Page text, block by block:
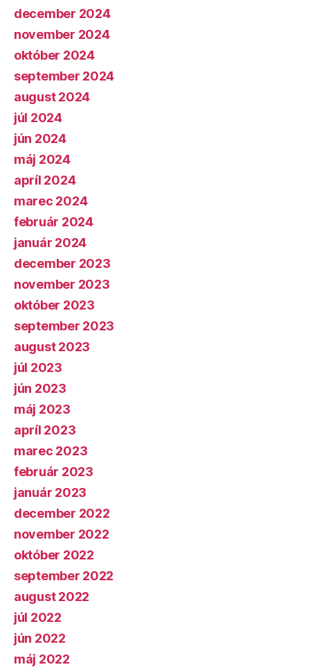
december 2024
november 2024
október 2024
september 2024
august 2024
júl 2024
jún 2024
máj 2024
apríl 2024
marec 2024
február 2024
január 2024
december 2023
november 2023
október 2023
september 2023
august 2023
júl 2023
jún 2023
máj 2023
apríl 2023
marec 2023
február 2023
január 2023
december 2022
november 2022
október 2022
september 2022
august 2022
júl 2022
jún 2022
máj 2022